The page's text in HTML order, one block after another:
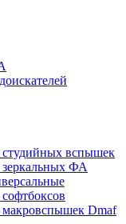
студийных вспышек
зеркальных ФА
макровспышек Dmaf